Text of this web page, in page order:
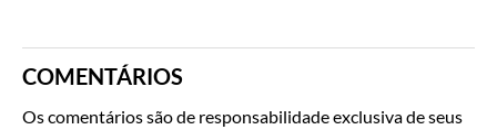
COMENTÁRIOS
Os comentários são de responsabilidade exclusiva de seus